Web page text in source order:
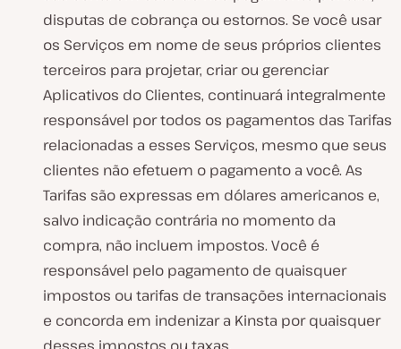
disputas de cobrança ou estornos. Se você usar
os Serviços em nome de seus próprios clientes
terceiros para projetar, criar ou gerenciar
Aplicativos do Clientes, continuará integralmente
responsável por todos os pagamentos das Tarifas
relacionadas a esses Serviços, mesmo que seus
clientes não efetuem o pagamento a você. As
Tarifas são expressas em dólares americanos e,
salvo indicação contrária no momento da
compra, não incluem impostos. Você é
responsável pelo pagamento de quaisquer
impostos ou tarifas de transações internacionais
e concorda em indenizar a Kinsta por quaisquer
desses impostos ou taxas.